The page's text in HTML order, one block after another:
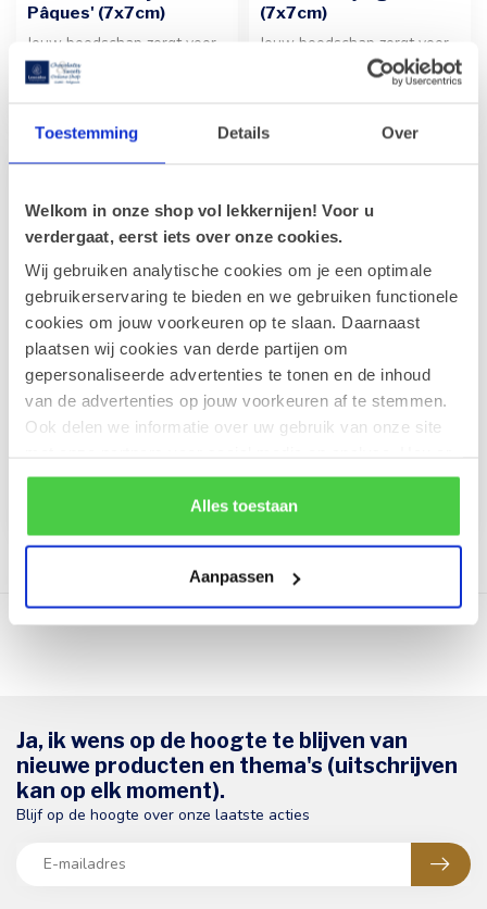
Toestemming Details Over
Welkom in onze shop vol lekkernijen! Voor u
verdergaat, eerst iets over onze cookies.
Wij gebruiken analytische cookies om je een optimale
gebruikerservaring te bieden en we gebruiken functionele
cookies om jouw voorkeuren op te slaan. Daarnaast
plaatsen wij cookies van derde partijen om
gepersonaliseerde advertenties te tonen en de inhoud
van de advertenties op jouw voorkeuren af te stemmen.
Ook delen we informatie over uw gebruik van onze site
rekening mee dat als je bepaalde cookies blokkeert, het
de correcte werking van de website kan verstoren.
Alles toestaan
Aanpassen
Pâques' (7x7cm)
Jouw boodschap zorgt voor
een persoonlijke toets op dit
kaartje. De tekst wordt ...
(7x7cm)
Jouw boodschap zorgt voor
een persoonlijke toets op dit
groene wenskaartje. Voeg...
Wenskaart 'Special
delivery' (7x7cm)
Wenskaart
'Madeliefjes' (7x7cm)
€1,00
Toon
Ja, ik wens op de hoogte te blijven van
nieuwe producten en thema's (uitschrijven
kan op elk moment).
Blijf op de hoogte over onze laatste acties